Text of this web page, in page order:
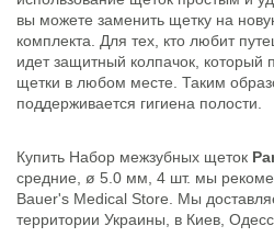
вы можете заменить щетку на
комплекта. Для тех, кто любит
идет защитный колпачок, который
щетки в любом месте. Таким
поддерживается гигиена полости.
Купить Набор межзубных щеток
средние, ø 5.0 мм, 4 шт. мы
Bauer's Medical Store. Мы
территории Украины, в Киев,